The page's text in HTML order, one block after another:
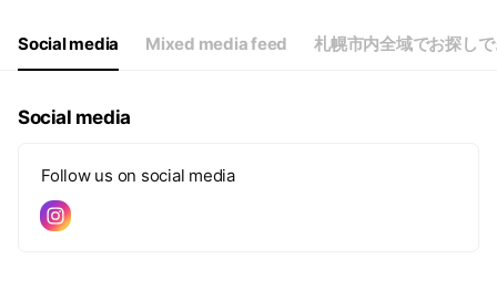
09:00 - 19:00
※時間外対応可能です♪お気軽にお問合せください♪
Social media Mixed media feed 札幌市内全域でお探し
Social media
Follow us on social media